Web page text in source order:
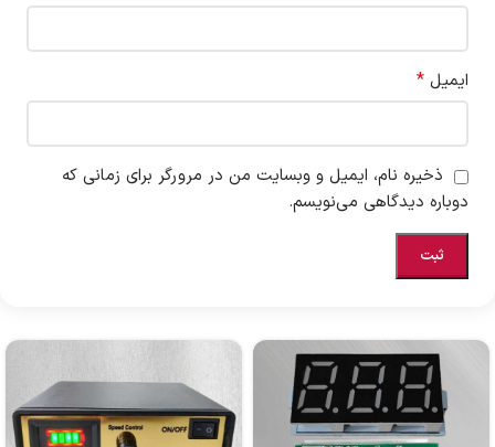
ایمیل *
ذخیره نام، ایمیل و وبسایت من در مرورگر برای زمانی که
دوباره دیدگاهی می‌نویسم.